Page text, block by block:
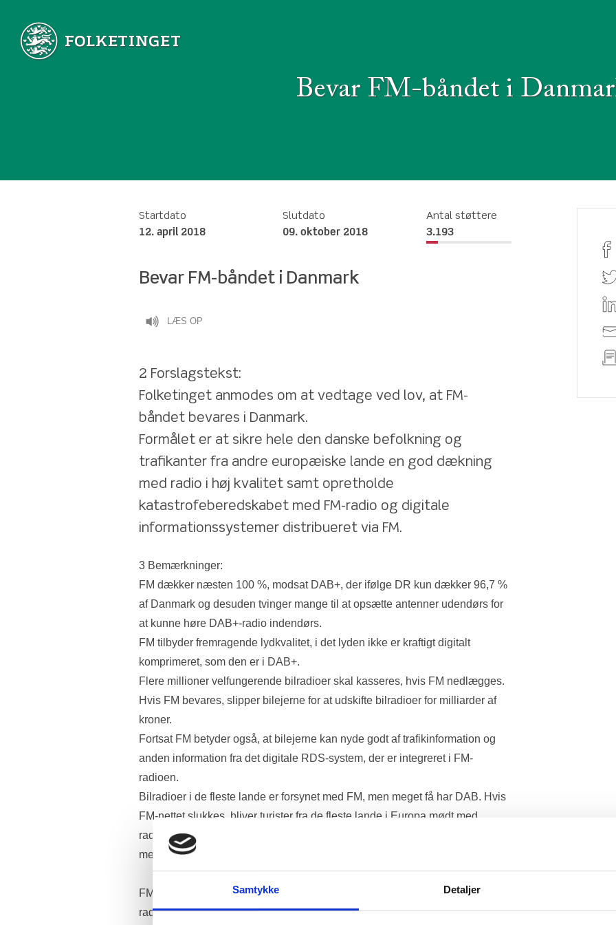
Samtykke Detaljer
Bevar FM-båndet i
Startdato
12. april 2018
Slutdato
09. oktober 2018
Antal støttere
3.193
Bevar FM-båndet i Danmark
LÆS OP
2 Forslagstekst:
Folketinget anmodes om at vedtage ved lov, at FM-
båndet bevares i Danmark.
Formålet er at sikre hele den danske befolkning og
trafikanter fra andre europæiske lande en god dækning
med radio i høj kvalitet samt opretholde
katastrofeberedskabet med FM-radio og digitale
informationssystemer distribueret via FM.
3 Bemærkninger:
FM dækker næsten 100 %, modsat DAB+, der ifølge DR kun dækker 96,7 %
af Danmark og desuden tvinger mange til at opsætte antenner udendørs for
at kunne høre DAB+-radio indendørs.
FM tilbyder fremragende lydkvalitet, i det lyden ikke er kraftigt digitalt
komprimeret, som den er i DAB+.
Flere millioner velfungerende bilradioer skal kasseres, hvis FM nedlægges.
Hvis FM bevares, slipper bilejerne for at udskifte bilradioer for milliarder af
kroner.
Fortsat FM betyder også, at bilejerne kan nyde godt af trafikinformation og
anden information fra det digitale RDS-system, der er integreret i FM-
radioen.
Bilradioer i de fleste lande er forsynet med FM, men meget få har DAB. Hvis
FM-nettet slukkes, bliver turister fra de fleste lande i Europa mødt med
radiotavshed, når de kører i Danmark, og det vil ikke være muligt at nå dem
med trafikinformation, katastrofemeldinger eller efterlysninger.
FM-radioen er uundværlig i tilfælde af katastrofer eller terror. De fleste DAB-
radioer giver op straks eller inden for få timer i tilfælde af strømsvigt på grund